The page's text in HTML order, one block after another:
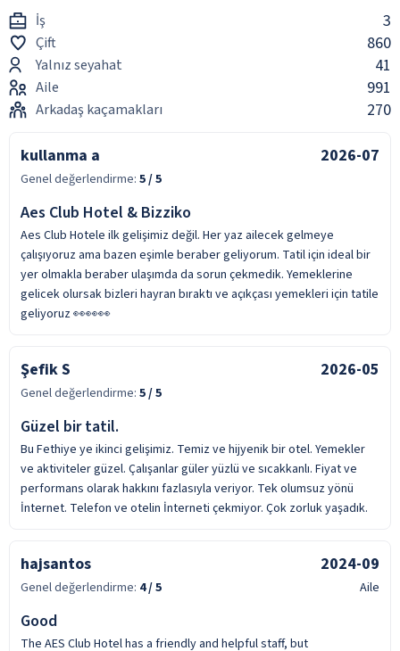
İş 3
Çift 860
Yalnız seyahat 41
Aile 991
Arkadaş kaçamakları 270
kullanma a 2026-07
Genel değerlendirme: 5/ 5
Aes Club Hotel & Bizziko
Aes Club Hotele ilk gelişimiz değil. Her yaz ailecek gelmeye
çalışıyoruz ama bazen eşimle beraber geliyorum. Tatil için ideal bir
yer olmakla beraber ulaşımda da sorun çekmedik. Yemeklerine
gelicek olursak bizleri hayran bıraktı ve açıkçası yemekleri için tatile
geliyoruz 👀👀👀
Şefik S 2026-05
Genel değerlendirme: 5/ 5
Güzel bir tatil.
Bu Fethiye ye ikinci gelişimiz. Temiz ve hijyenik bir otel. Yemekler
ve aktiviteler güzel. Çalışanlar güler yüzlü ve sıcakkanlı. Fiyat ve
performans olarak hakkını fazlasıyla veriyor. Tek olumsuz yönü
İnternet. Telefon ve otelin İnterneti çekmiyor. Çok zorluk yaşadık.
hajsantos 2024-09
Genel değerlendirme: 4/ 5 Aile
Good
The AES Club Hotel has a friendly and helpful staff, but